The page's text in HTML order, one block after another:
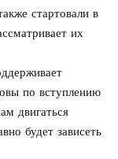
стартовали в
их
по вступлению
двигаться
будет зависеть